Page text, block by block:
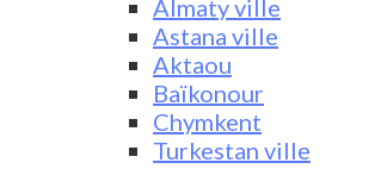
Almaty ville
Astana ville
Aktaou
Baïkonour
Chymkent
Turkestan ville